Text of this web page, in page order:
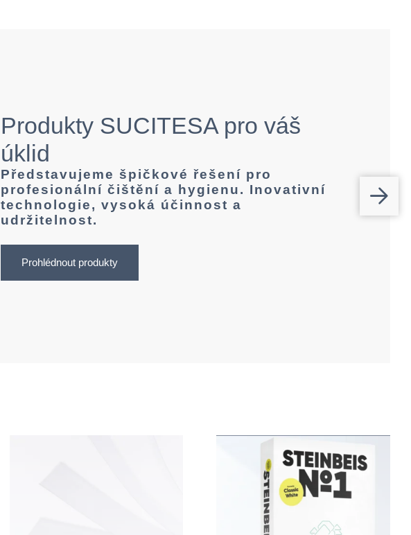
Produkty SUCITESA pro váš
úklid
Představujeme špičkové řešení pro
profesionální čištění a hygienu. Inovativní
technologie, vysoká účinnost a
udržitelnost.
Prohlédnout produkty